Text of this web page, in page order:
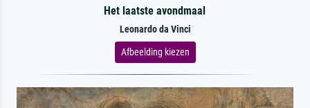
Het laatste avondmaal
Leonardo da Vinci
Afbeelding kiezen